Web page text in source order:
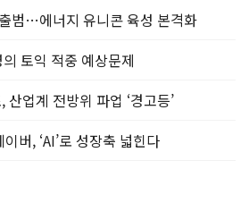
범…에너지 유니콘 육성 본격화
토익 적중 예상문제
산업계 전방위 파업 ‘경고등’
버, ‘AI’로 성장축 넓힌다